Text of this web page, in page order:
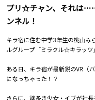
プリ☆チャン、それは
ンネル！
キラ宿に住む中学3年生の桃山み
ルグループ「ミラクル☆キラッツ
ある日、キラ宿が最新鋭のVR（
になっちゃった！？
さらに、謎多き少女・イブが社